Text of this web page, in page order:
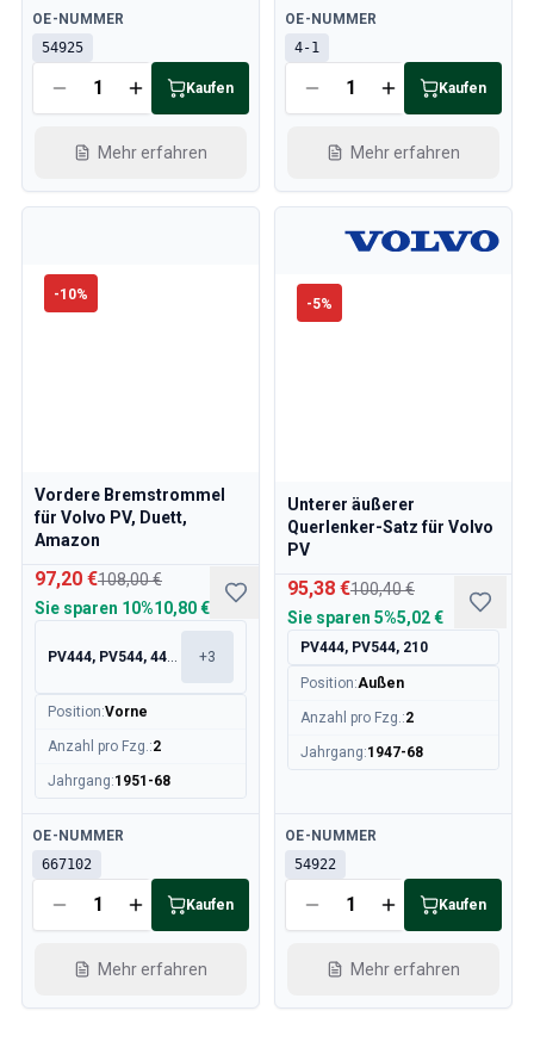
Verfügbar
OE-NUMMER
54925
Kaufen
Mehr erfahren
Verfügbar
OE-NUMMER
4-1
Kaufen
Mehr erfahren
-10%
Vordere Bremstrommel
für Volvo PV, Duett,
Amazon
97,20 €108,00 €
Sie sparen 10%10,80 €
PV444, PV544, 445, 210 +3
Position:Vorne
Anzahl pro Fzg.:2
Jahrgang:1951-68
Verfügbar
OE-NUMMER
667102
Kaufen
Mehr erfahren
-5%
Unterer äußerer
Querlenker-Satz für Volvo
PV
95,38 €100,40 €
Sie sparen 5%5,02 €
PV444, PV544, 210
Position:Außen
Anzahl pro Fzg.:2
Jahrgang:1947-68
Verfügbar
OE-NUMMER
54922
Kaufen
Mehr erfahren